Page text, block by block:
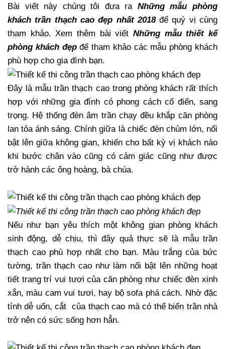
Bài viết này chúng tôi đưa ra Những mẫu phòng
khách trần thạch cao đẹp nhất 2018để quý vị cùng
tham khảo. Xem thêm bài viết Những mẫu thiết kế
phòng khách đẹpđể tham khảo các mẫu phòng khách
phù hợp cho gia đình bạn.
Đây là mẫu trần thạch cao trong phòng khách rất thích
hợp với những gia đình có phong cách cổ điển, sang
trọng. Hệ thống đèn âm trần chạy đều khắp căn phòng
lan tỏa ánh sáng. Chính giữa là chiếc đèn chùm lớn, nổi
bật lên giữa không gian, khiến cho bất kỳ vị khách nào
khi bước chân vào cũng có cảm giác cũng như được
trở hành các ông hoàng, bà chúa.
Nếu như bạn yêu thích một không gian phòng khách
sinh động, dễ chịu, thì đây quả thực sẽ là mẫu trần
thạch cao phù hợp nhất cho bạn. Màu trắng của bức
tường, trần thạch cao như làm nổi bật lên những hoạt
tiết trang trí vui tươi của căn phòng như chiếc đèn xinh
xắn, màu cam vui tươi, hay bộ sofa phá cách. Nhờ đặc
tính dễ uốn, cắt của thạch cao mà có thể biến trần nhà
trở nên có sức sống hơn hẳn.